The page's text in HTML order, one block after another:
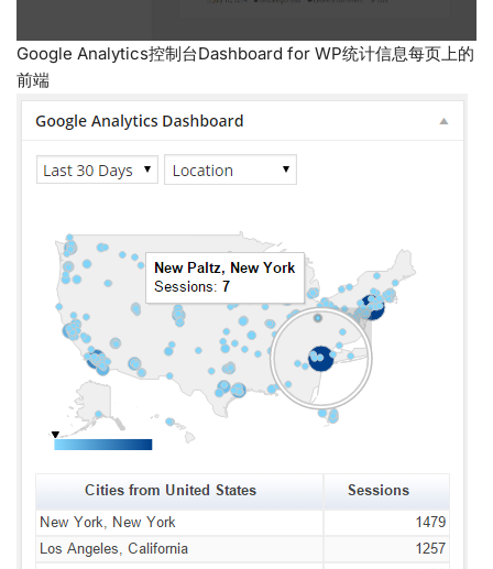
Google Analytics控制台Dashboard for WP统计信息每页上的
前端